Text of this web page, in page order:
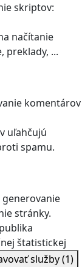
skriptov:
načítanie
preklady, ...
komentárov
uľahčujú
spamu.
stránky.
štatistickej
služby(1)